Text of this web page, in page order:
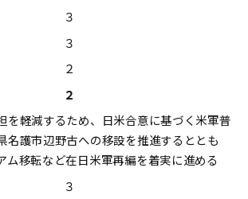
３
３
２
２
を軽減するため、日米合意に基づく米軍普
名護市辺野古への移設を推進するととも
ム移転など在日米軍再編を着実に進める
３